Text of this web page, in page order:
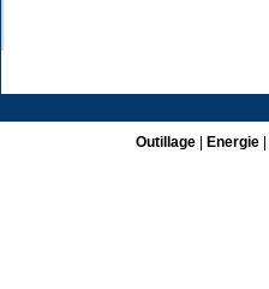
Outillage| Energie|